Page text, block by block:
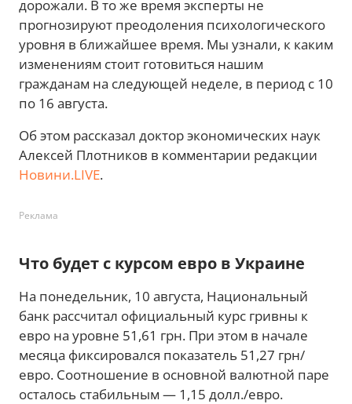
дорожали. В то же время эксперты не
прогнозируют преодоления психологического
уровня в ближайшее время. Мы узнали, к каким
изменениям стоит готовиться нашим
гражданам на следующей неделе, в период с 10
по 16 августа.
Об этом рассказал доктор экономических наук
Алексей Плотников в комментарии редакции
Новини.LIVE.
Реклама
Что будет с курсом евро в Украине
На понедельник, 10 августа, Национальный
банк рассчитал официальный курс гривны к
евро на уровне 51,61 грн. При этом в начале
месяца фиксировался показатель 51,27 грн/
евро. Соотношение в основной валютной паре
осталось стабильным — 1,15 долл./евро.